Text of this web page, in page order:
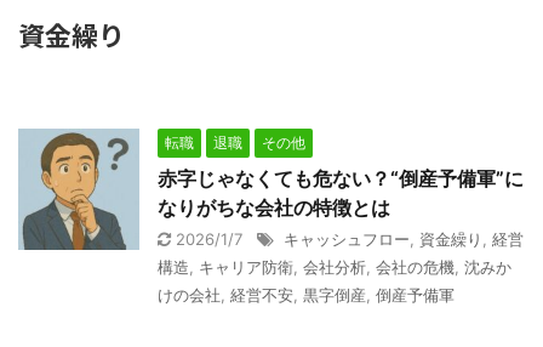
資金繰り
転職 退職 その他
赤字じゃなくても危ない？“倒産予備軍”に
なりがちな会社の特徴とは
2026/1/7 キャッシュフロー 資金繰り
経営
構造
キャリア防衛 会社分析 会社の危機 沈みか
けの会社 経営不安 黒字倒産 倒産予備軍